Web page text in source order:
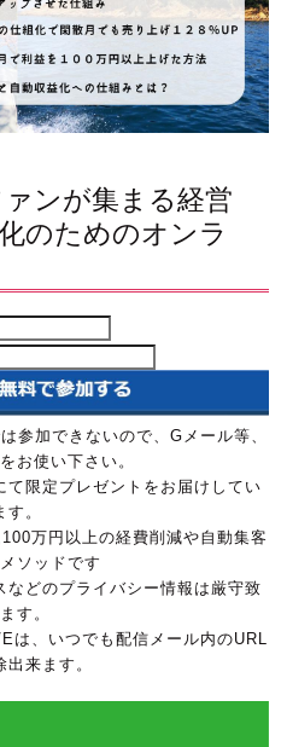
ァンが集まる経営
のためのオンラ
加できないので、Gメール等、
お使い下さい。
限定プレゼントをお届けしてい
す。
万円以上の経費削減や自動集客
ソッドです
どのプライバシー情報は厳守致
す。
は、いつでも配信メール内のURL
出来ます。